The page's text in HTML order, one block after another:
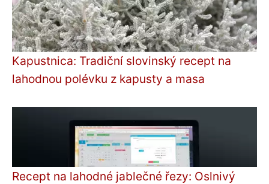
Kapustnica: Tradiční slovinský recept na
lahodnou polévku z kapusty a masa
Recept na lahodné jablečné řezy: Oslnivý